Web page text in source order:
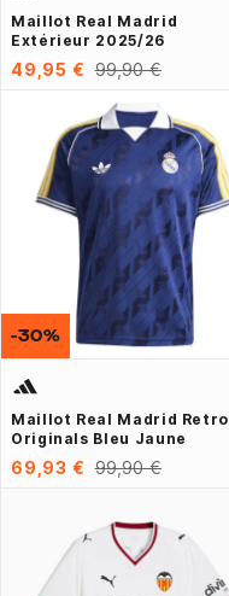
Maillot Real Madrid
Extérieur 2025/26
49,95 € 99,90 €
Maillot Real Madrid Retro
Originals Bleu Jaune
69,93 € 99,90 €
-30%